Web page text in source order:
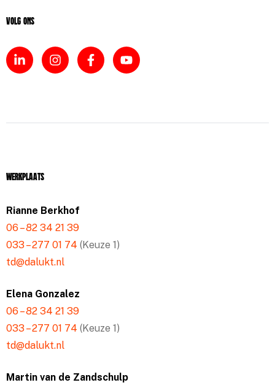
Volg ons
Werkplaats
Rianne Berkhof
06 – 82 34 21 39
033 – 277 01 74 (Keuze 1)
td@dalukt.nl
Elena Gonzalez
06 – 82 34 21 39
033 – 277 01 74 (Keuze 1)
td@dalukt.nl
Martin van de Zandschulp